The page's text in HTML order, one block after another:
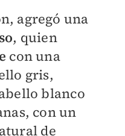
agregó una
, quien
con una
gris,
blanco
con un
de